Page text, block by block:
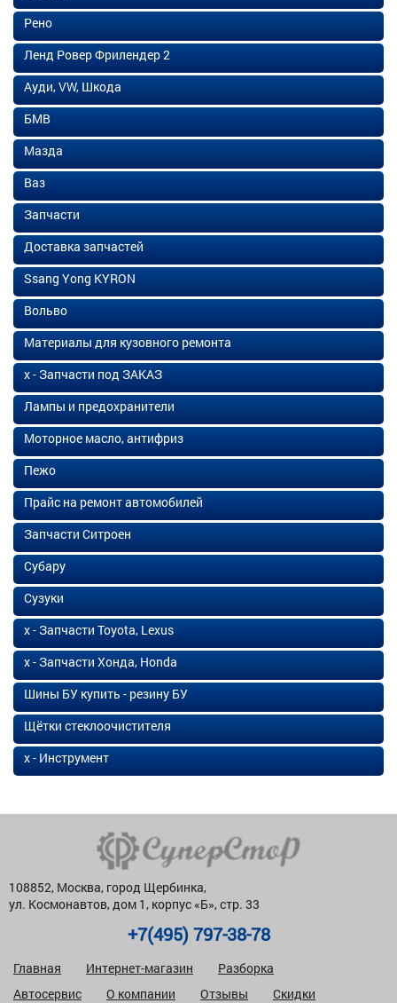
Рено
Ленд Ровер Фрилендер 2
Ауди, VW, Шкода
БМВ
Мазда
Ваз
Запчасти
Доставка запчастей
Ssang Yong KYRON
Вольво
Материалы для кузовного ремонта
х - Запчасти под ЗАКАЗ
Лампы и предохранители
Моторное масло, антифриз
Пежо
Прайс на ремонт автомобилей
Запчасти Ситроен
Субару
Сузуки
х - Запчасти Toyota, Lexus
х - Запчасти Хонда, Honda
Шины БУ купить - резину БУ
Щётки стеклоочистителя
х - Инструмент
108852, Москва, город Щербинка,
ул. Космонавтов, дом 1, корпус «Б», стр. 33
+7(495) 797-38-78
Главная Интернет-магазин
Разборка
Автосервис
О компании Отзывы Скидки